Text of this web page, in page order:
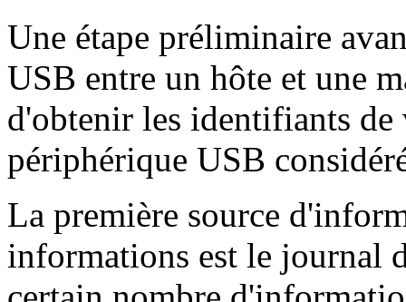
Une étape préliminaire
USB entre un hôte et une
d'obtenir les identifiants
périphérique USB
La première source
informations est le journal